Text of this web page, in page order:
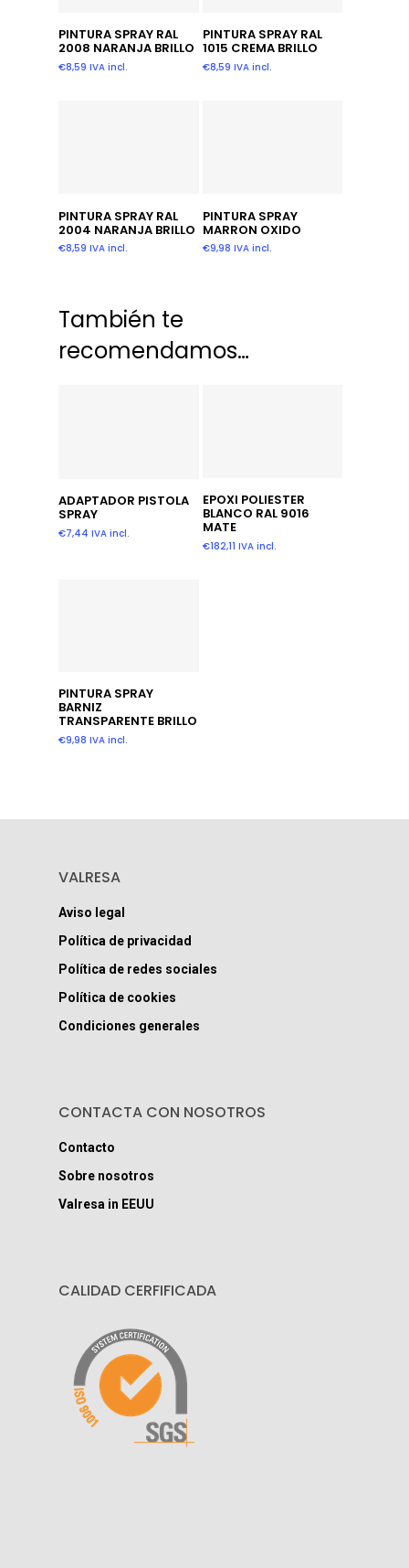
Añadir Al Carrito
PINTURA SPRAY RAL
2008 NARANJA BRILLO
€8,59 IVA incl.
Añadir Al Carrito
PINTURA SPRAY RAL
1015 CREMA BRILLO
€8,59 IVA incl.
Añadir Al Carrito
PINTURA SPRAY RAL
2004 NARANJA BRILLO
€8,59 IVA incl.
Añadir Al Carrito
PINTURA SPRAY
MARRON OXIDO
€9,98 IVA incl.
También te
recomendamos…
Añadir Al Carrito
ADAPTADOR PISTOLA
SPRAY
€7,44 IVA incl.
Añadir Al Carrito
EPOXI POLIESTER
BLANCO RAL 9016
MATE
€182,11 IVA incl.
Añadir Al Carrito
PINTURA SPRAY
BARNIZ
TRANSPARENTE BRILLO
€9,98 IVA incl.
VALRESA
Aviso legal
Política de privacidad
Política de redes sociales
Política de cookies
Condiciones generales
CONTACTA CON NOSOTROS
Contacto
Sobre nosotros
Valresa in EEUU
CALIDAD CERFIFICADA